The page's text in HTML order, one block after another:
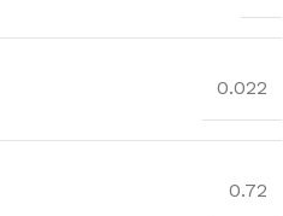
0.022
0.72